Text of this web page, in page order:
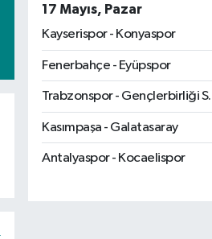
17 Mayıs, Pazar
Kayserispor - Konyaspor
Fenerbahçe - Eyüpspor
Trabzonspor - Gençlerbirliği
Kasımpaşa - Galatasaray
Antalyaspor - Kocaelispor